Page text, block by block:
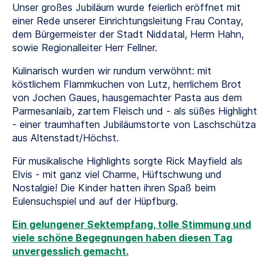
Unser großes Jubiläum wurde feierlich eröffnet mit
einer Rede unserer Einrichtungsleitung Frau Contay,
dem Bürgermeister der Stadt Niddatal, Herrn Hahn,
sowie Regionalleiter Herr Fellner.
Kulinarisch wurden wir rundum verwöhnt: mit
köstlichem Flammkuchen von Lutz, herrlichem Brot
von Jochen Gaues, hausgemachter Pasta aus dem
Parmesanlaib, zartem Fleisch und - als süßes Highlight
- einer traumhaften Jubiläumstorte von Laschschütza
aus Altenstadt/Höchst.
Für musikalische Highlights sorgte Rick Mayfield als
Elvis - mit ganz viel Charme, Hüftschwung und
Nostalgie! Die Kinder hatten ihren Spaß beim
Eulensuchspiel und auf der Hüpfburg.
Ein gelungener Sektempfang, tolle Stimmung und
viele schöne Begegnungen haben diesen Tag
unvergesslich gemacht.